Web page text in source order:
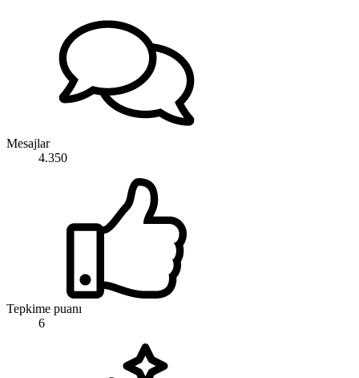
Mesajlar
4.350
Tepkime puanı
6